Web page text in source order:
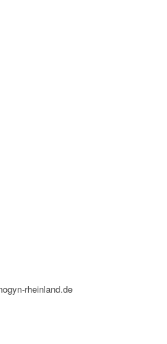
rheinland.de